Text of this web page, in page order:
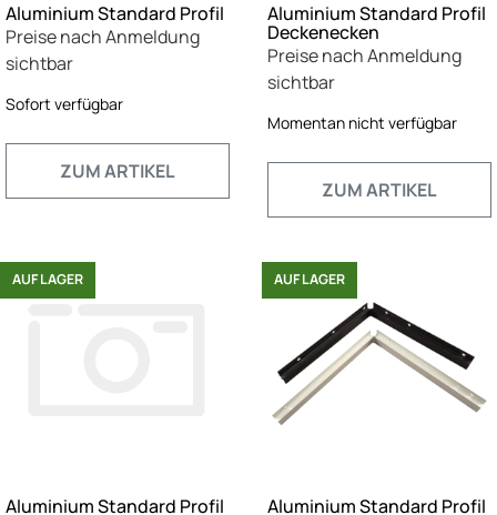
Aluminium Standard Profil
Preise nach Anmeldung
sichtbar
Sofort verfügbar
ZUM ARTIKEL
Aluminium Standard Profil
Deckenecken
Preise nach Anmeldung
sichtbar
Momentan nicht verfügbar
ZUM ARTIKEL
AUF LAGER
Aluminium Standard Profil
AUF LAGER
Aluminium Standard Profil